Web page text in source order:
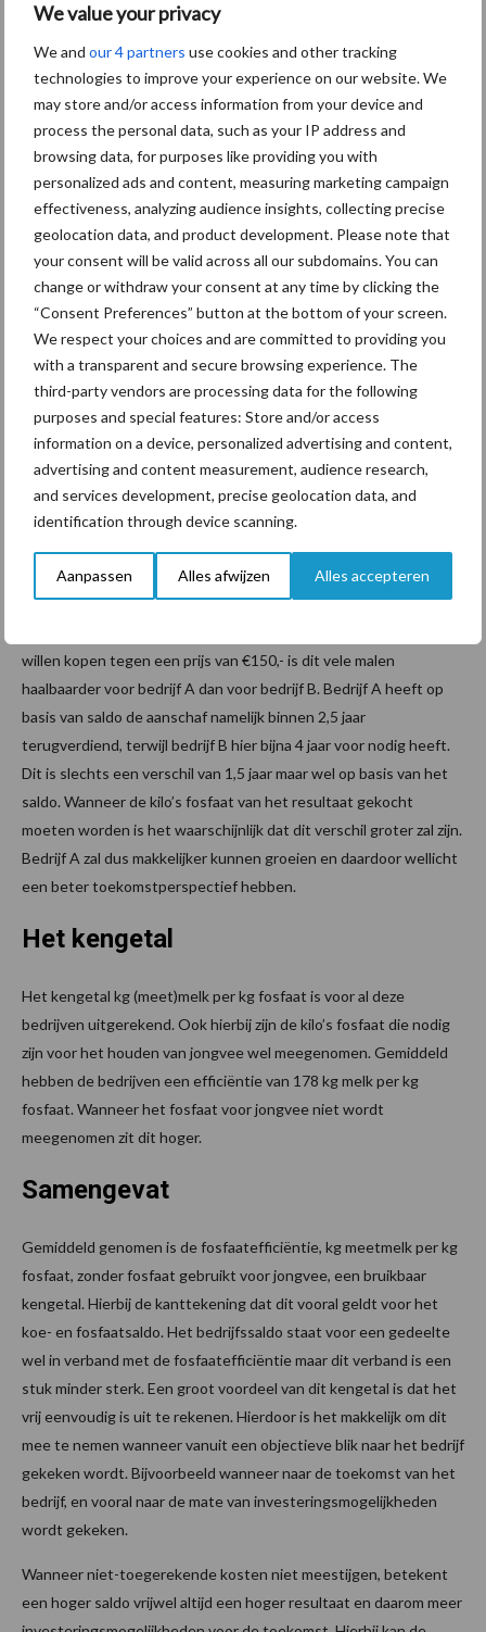
We value your privacy
We and our 4 partners use cookies and other tracking
technologies to improve your experience on our website. We
may store and/or access information from your device and
process the personal data, such as your IP address and
browsing data, for purposes like providing you with
personalized ads and content, measuring marketing campaign
effectiveness, analyzing audience insights, collecting precise
geolocation data, and product development. Please note that
your consent will be valid across all our subdomains. You can
change or withdraw your consent at any time by clicking the
“Consent Preferences” button at the bottom of your screen.
We respect your choices and are committed to providing you
with a transparent and secure browsing experience. The
third-party vendors are processing data for the following
purposes and special features: Store and/or access
information on a device, personalized advertising and content,
advertising and content measurement, audience research,
and services development, precise geolocation data, and
identification through device scanning.
Aanpassen Alles afwijzen Alles accepteren
jongvee is berekend, is dit het stijgende koesaldo ook wel logisch
te verklaren. Het verband tussen kg meetmelk/kg fosfaat zonder
jongvee en de kg meetmelk productie is namelijk 0,94. Dit houdt
in dat een koe die meer produceert dus vrijwel altijd een hogere
fosfaatefficiëntie heeft.
Toekomst kengetal fosfaatefficiëntie
Door dit “nieuwe” kengetal is het mogelijk om bedrijven onderling
interessanter om naar dit kengetal te kijken wanneer nagedacht
wordt over de bedrijfsvoering op een individueel bedrijf. Zoals
eerder gezegd zorgt een hogere fosfaatefficiëntie voor een
hoger fosfaatsaldo. Dit betekent dus dat er per kilo fosfaat, in
principe, meer geld verdient wordt. Hieruit kan dan vervolgens
geconcludeerd worden dat de aanschaf van kilo’s fosfaat sneller
terugverdiend kan worden, of dat er eventueel een hogere prijs
voor de kilo’s betaald kan worden.
dezelfde omvang. Bedrijf A haalt een saldo van €70,- per kilo
fosfaat; Bedrijf B behaalt een saldo van €40,- per kilo fosfaat.
willen kopen tegen een prijs van €150,- is dit vele malen
haalbaarder voor bedrijf A dan voor bedrijf B. Bedrijf A heeft op
basis van saldo de aanschaf namelijk binnen 2,5 jaar
terugverdiend, terwijl bedrijf B hier bijna 4 jaar voor nodig heeft.
Dit is slechts een verschil van 1,5 jaar maar wel op basis van het
saldo. Wanneer de kilo’s fosfaat van het resultaat gekocht
moeten worden is het waarschijnlijk dat dit verschil groter zal zijn.
Bedrijf A zal dus makkelijker kunnen groeien en daardoor wellicht
een beter toekomstperspectief hebben.
Het kengetal
Het kengetal kg (meet)melk per kg fosfaat is voor al deze
bedrijven uitgerekend. Ook hierbij zijn de kilo’s fosfaat die nodig
zijn voor het houden van jongvee wel meegenomen. Gemiddeld
hebben de bedrijven een efficiëntie van 178 kg melk per kg
fosfaat. Wanneer het fosfaat voor jongvee niet wordt
meegenomen zit dit hoger.
Samengevat
Gemiddeld genomen is de fosfaatefficiëntie, kg meetmelk per kg
fosfaat, zonder fosfaat gebruikt voor jongvee, een bruikbaar
kengetal. Hierbij de kanttekening dat dit vooral geldt voor het
koe- en fosfaatsaldo. Het bedrijfssaldo staat voor een gedeelte
wel in verband met de fosfaatefficiëntie maar dit verband is een
stuk minder sterk. Een groot voordeel van dit kengetal is dat het
vrij eenvoudig is uit te rekenen. Hierdoor is het makkelijk om dit
mee te nemen wanneer vanuit een objectieve blik naar het bedrijf
gekeken wordt. Bijvoorbeeld wanneer naar de toekomst van het
bedrijf, en vooral naar de mate van investeringsmogelijkheden
wordt gekeken.
Wanneer niet-toegerekende kosten niet meestijgen, betekent
een hoger saldo vrijwel altijd een hoger resultaat en daarom meer